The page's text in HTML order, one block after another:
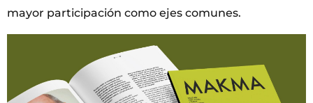
mayor participación como ejes comunes.